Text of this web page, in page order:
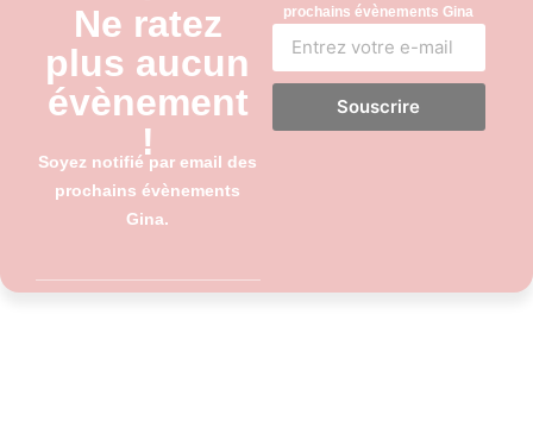
Ne ratez
plus aucun
évènement
!
Soyez notifié par email des
prochains évènements
Gina.
prochains évènements Gina
Souscrire